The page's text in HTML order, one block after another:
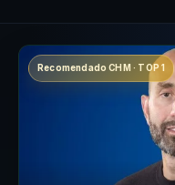
Recomendado CHM · TOP 1